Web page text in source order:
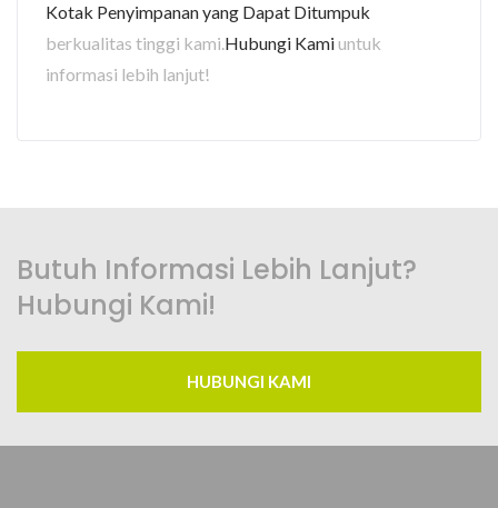
Kotak Penyimpanan yang Dapat Ditumpuk
berkualitas tinggi kami.Hubungi Kamiuntuk
informasi lebih lanjut!
Butuh Informasi Lebih Lanjut?
Hubungi Kami!
HUBUNGI KAMI